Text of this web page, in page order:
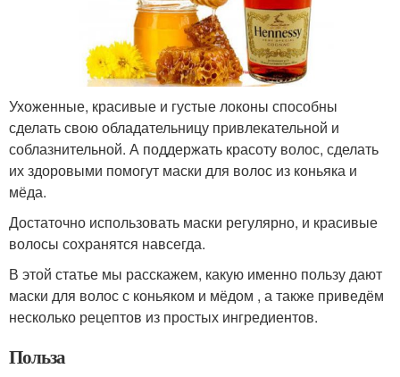
Ухоженные, красивые и густые локоны способны
сделать свою обладательницу привлекательной и
соблазнительной. А поддержать красоту волос, сделать
их здоровыми помогут маски для волос из коньяка и
мёда.
Достаточно использовать маски регулярно, и красивые
волосы сохранятся навсегда.
В этой статье мы расскажем, какую именно пользу дают
маски для волос с коньяком и мёдом , а также приведём
несколько рецептов из простых ингредиентов.
Польза